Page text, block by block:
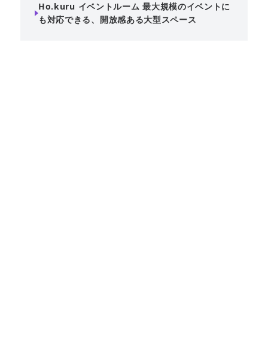
Ho.kuru イベントルーム 最大規模のイベントに
も対応できる、開放感ある大型スペース